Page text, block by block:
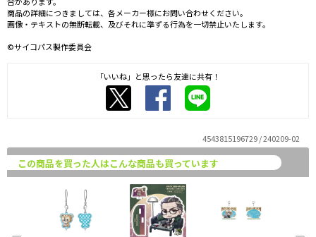
商品の詳細につきましては、各メーカー様にお問い合わせください。
画像・テキストの無断転載、及びそれに準ずる行為を一切禁止いたします。
©サイコパス製作委員会
「いいね」と思ったら友達に共有！
4543815196729 / 240209-02
この商品を買った人はこんな商品も買っています